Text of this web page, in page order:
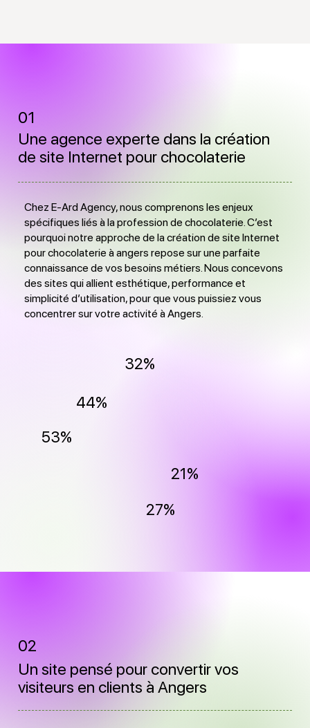
01
Une agence experte dans la création
de site Internet pour chocolaterie
Chez E-Ard Agency, nous comprenons les enjeux
spécifiques liés à la profession de chocolaterie. C’est
pourquoi notre approche de la création de site Internet
pour chocolaterie à angers repose sur une parfaite
connaissance de vos besoins métiers. Nous concevons
des sites qui allient esthétique, performance et
simplicité d’utilisation, pour que vous puissiez vous
concentrer sur votre activité à Angers.
32%
44%
53%
21%
27%
02
Un site pensé pour convertir vos
visiteurs en clients à Angers